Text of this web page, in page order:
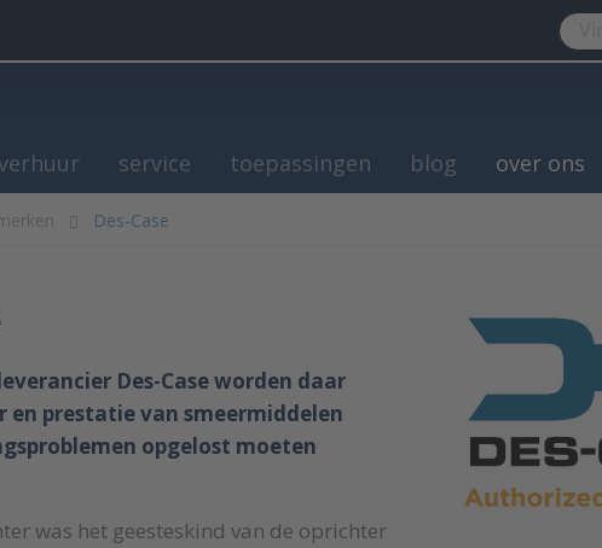
service toepassingen blog over ons
Des-Case
Des-Case worden daar
en prestatie van smeermiddelen
opgelost moeten
was het geesteskind van de oprichter